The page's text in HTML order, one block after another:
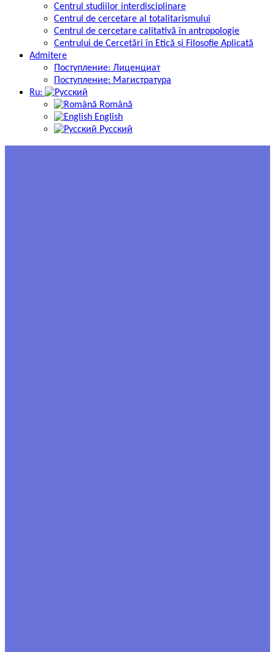
Centrul studiilor interdisciplinare
Centrul de cercetare al totalitarismului
Centrul de cercetare calitativă în antropologie
Centrului de Cercetări în Etică și Filosofie Aplicată
Admitere
Поступление: Лиценциат
Поступление: Магистратура
Ru:
Română
English
Русский